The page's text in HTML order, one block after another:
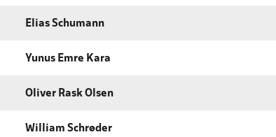
Elias Schumann
Yunus Emre Kara
Oliver Rask Olsen
William Schrøder